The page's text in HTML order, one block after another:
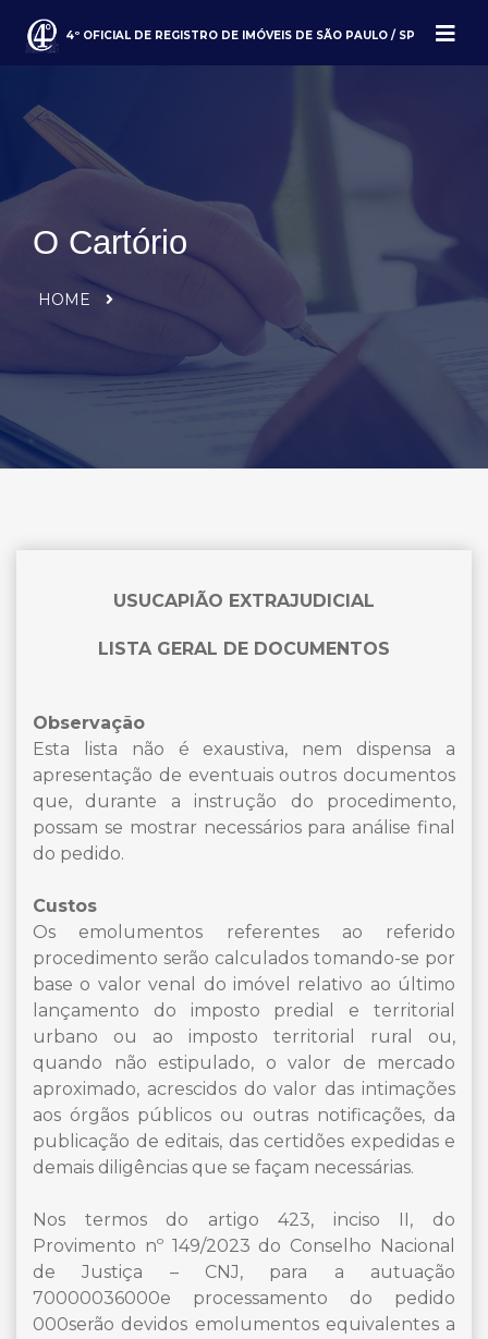
4º OFICIAL DE REGISTRO DE IMÓVEIS DE SÃO PAULO / SP
O Cartório
HOME
USUCAPIÃO EXTRAJUDICIAL
LISTA GERAL DE DOCUMENTOS
Observação
Esta lista não é exaustiva, nem dispensa a
apresentação de eventuais outros documentos
que, durante a instrução do procedimento,
possam se mostrar necessários para análise final
do pedido.
Custos
Os emolumentos referentes ao referido
procedimento serão calculados tomando-se por
base o valor venal do imóvel relativo ao último
lançamento do imposto predial e territorial
urbano ou ao imposto territorial rural ou,
quando não estipulado, o valor de mercado
aproximado, acrescidos do valor das intimações
aos órgãos públicos ou outras notificações, da
publicação de editais, das certidões expedidas e
demais diligências que se façam necessárias.
Nos termos do artigo 423, inciso II, do
Provimento nº 149/2023 do Conselho Nacional
de Justiça – CNJ, para a autuação
70000036000e processamento do pedido
000serão devidos emolumentos equivalentes a